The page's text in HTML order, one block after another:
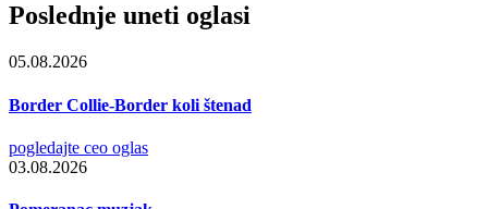
Poslednje uneti oglasi
05.08.2026
Border Collie-Border koli štenad
pogledajte ceo oglas
03.08.2026